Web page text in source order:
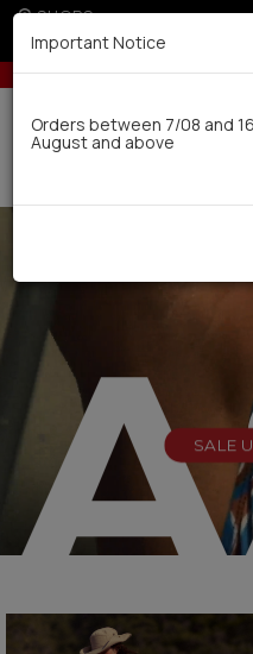
SHOPS
for non EU
Delivery in 7-9
SALE
Important Notice
Orders between 7/08 and
August and above